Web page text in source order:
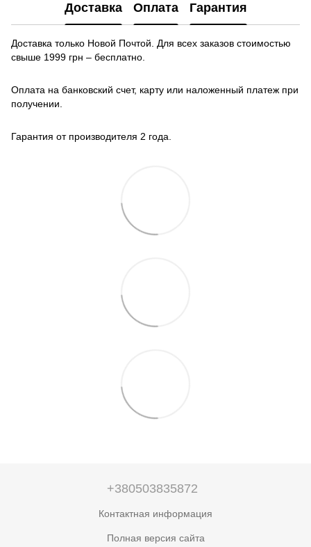
Доставка Оплата Гарантия
Доставка только Новой Почтой. Для всех заказов стоимостью
свыше 1999 грн – бесплатно.
Оплата на банковский счет, карту или наложенный платеж при
получении.
Гарантия от производителя 2 года.
+380503835872
Контактная информация
Полная версия сайта